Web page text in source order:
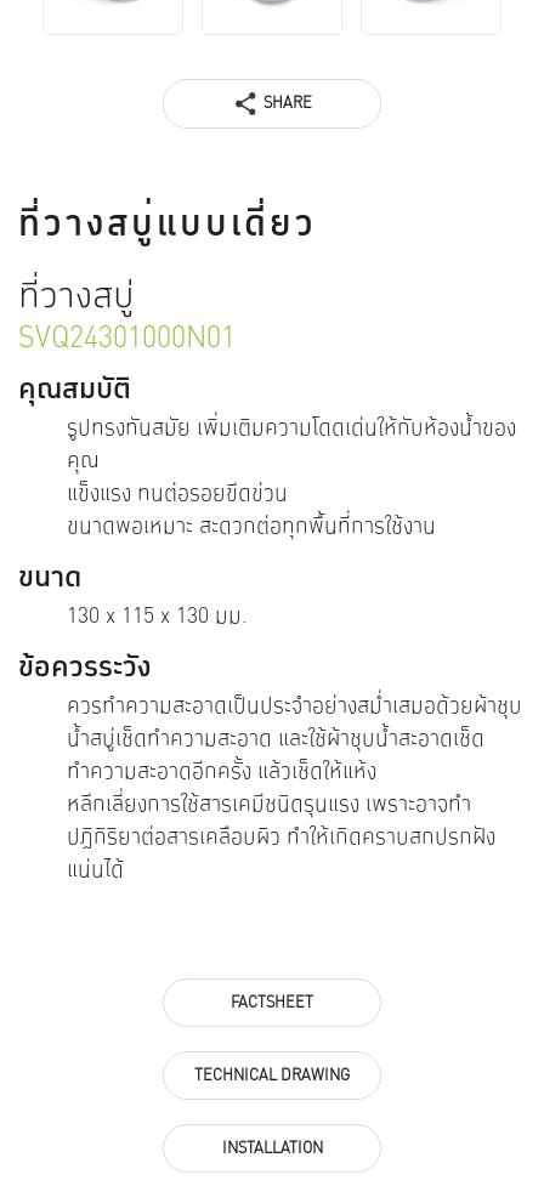
SHARE
ที่วางสบู่แบบเดี่ยว
ที่วางสบู่
SVQ24301000N01
คุณสมบัติ
รูปทรงทันสมัย เพิ่มเติมความโดดเด่นให้กับห้องน้ำของ
คุณ
แข็งแรง ทนต่อรอยขีดข่วน
ขนาดพอเหมาะ สะดวกต่อทุกพื้นที่การใช้งาน
ขนาด
130 x 115 x 130 มม.
ข้อควรระวัง
ควรทำความสะอาดเป็นประจำอย่างสม่ำเสมอด้วยผ้าชุบ
น้ำสบู่เช็ดทำความสะอาด และใช้ผ้าชุบน้ำสะอาดเช็ด
ทำความสะอาดอีกครั้ง แล้วเช็ดให้แห้ง
หลีกเลี่ยงการใช้สารเคมีชนิดรุนแรง เพราะอาจทำ
ปฏิกิริยาต่อสารเคลือบผิว ทำให้เกิดคราบสกปรกฝัง
แน่นได้
FACTSHEET
TECHNICAL DRAWING
INSTALLATION